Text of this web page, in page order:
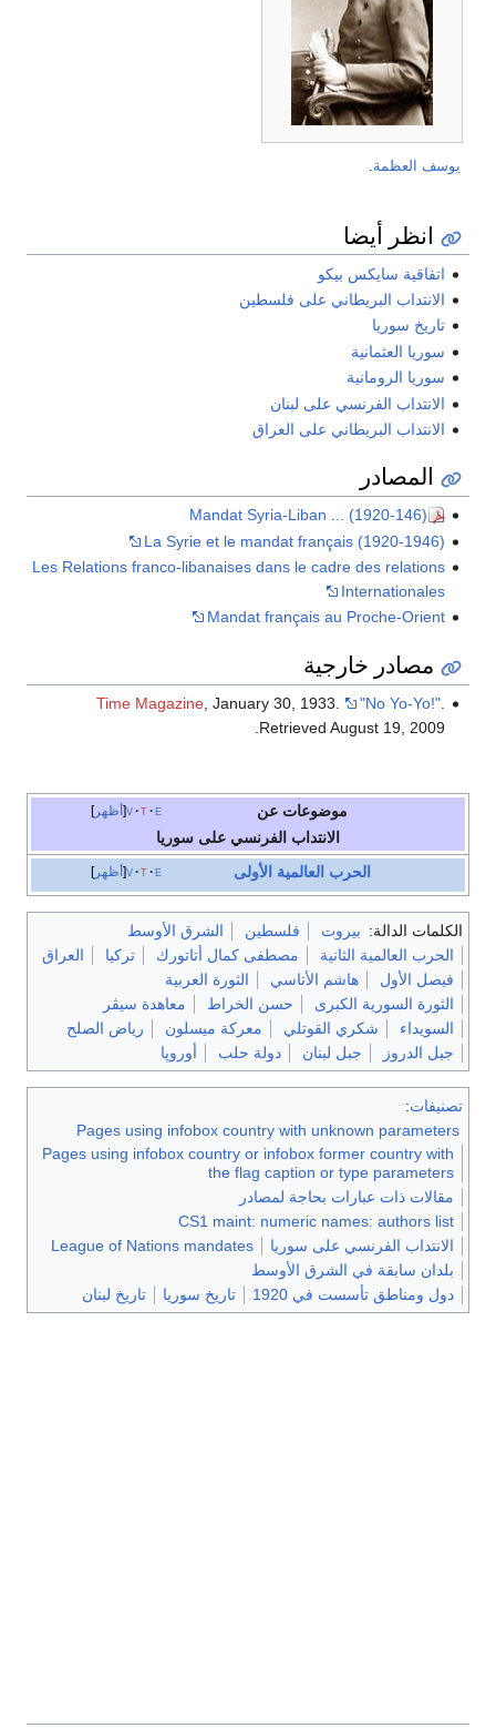
يوسف العظمة
انظر أيضا
اتفاقية سايكس بيكو
الانتداب البريطاني على فلسطين
تاريخ سوريا
سوريا العثمانية
سوريا الرومانية
الانتداب الفرنسي على لبنان
الانتداب البريطاني على العراق
المصادر
Mandat Syria-Liban ... (1920-146)
La Syrie et le mandat français (1920-1946)
Les Relations franco-libanaises dans le cadre des relations
Internationales
Mandat français au Proche-Orient
مصادر خارجية
Time Magazine, January 30, 1933. "No Yo-Yo!".
Retrieved August 19, 2009
أظهر v t e
موضوعات عن
الانتداب الفرنسي على سوريا
أظهر v t e الحرب العالمية الأولى
الكلمات الدالة: بيروت فلسطين
الشرق الأوسط
الحرب العالمية الثانية
مصطفى كمال أتاتورك تركيا
العراق
فيصل الأول
هاشم الأتاسي
الثورة العربية
الثورة السورية الكبرى
حسن الخراط
معاهدة سيڤر
السويداء
شكري القوتلي معركة ميسلون
رياض الصلح
جبل الدروز
جبل لبنان دولة حلب أوروپا
تصنيفات:
Pages using infobox country with unknown parameters
Pages using infobox country or infobox former country with
the flag caption or type parameters
مقالات ذات عبارات بحاجة لمصادر
CS1 maint: numeric names: authors list
الانتداب الفرنسي على سوريا
League of Nations mandates
بلدان سابقة في الشرق الأوسط
دول ومناطق تأسست في 1920
تاريخ سوريا تاريخ لبنان